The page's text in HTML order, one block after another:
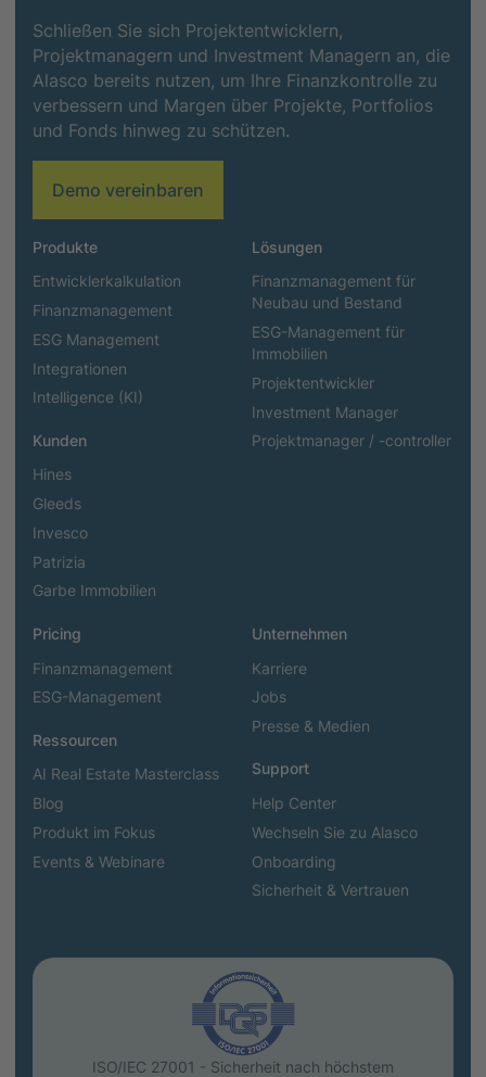
Schließen Sie sich Projektentwicklern,
Projektmanagern und Investment Managern an, die
Alasco bereits nutzen, um Ihre Finanzkontrolle zu
verbessern und Margen über Projekte, Portfolios
und Fonds hinweg zu schützen.
Demo vereinbaren
Produkte
Entwicklerkalkulation
Finanzmanagement
ESG Management
Integrationen
Intelligence (KI)
Kunden
Hines
Gleeds
Invesco
Patrizia
Garbe Immobilien
Lösungen
Finanzmanagement für
Neubau und Bestand
ESG-Management für
Immobilien
Projektentwickler
Investment Manager
Projektmanager / -controller
Pricing
Finanzmanagement
ESG-Management
Ressourcen
AI Real Estate Masterclass
Blog
Produkt im Fokus
Events & Webinare
Unternehmen
Karriere
Jobs
Presse & Medien
Support
Help Center
Wechseln Sie zu Alasco
Onboarding
Sicherheit & Vertrauen
ISO/IEC 27001 - Sicherheit nach höchstem